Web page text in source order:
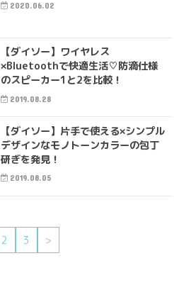
2020.06.02
【ダイソー】ワイヤレス
×Bluetoothで快適生活♡防滴仕様
のスピーカー1と2を比較！
2019.08.28
【ダイソー】片手で使える×シンプル
デザインなモノトーンカラーの包丁
研ぎを発見！
2019.08.05
2 3 >